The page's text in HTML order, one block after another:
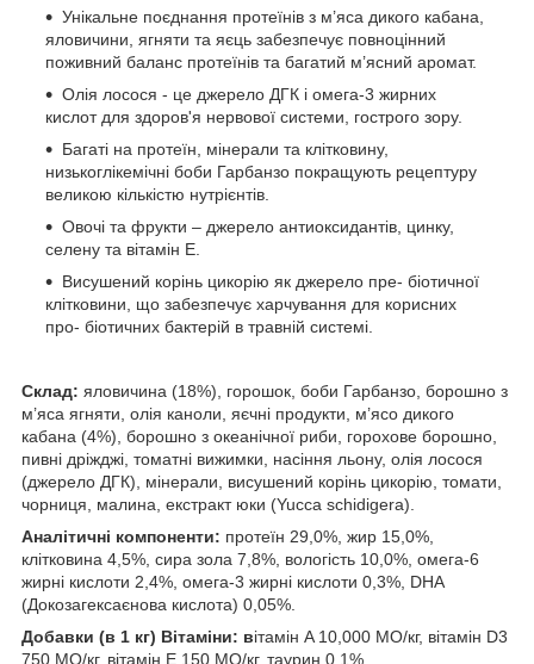
Унікальне поєднання протеїнів з м’яса дикого кабана,
яловичини, ягняти та яєць забезпечує повноцінний
поживний баланс протеїнів та багатий м’ясний аромат.
Олія лосося - це джерело ДГК і омега-3 жирних
кислот для здоров'я нервової системи, гострого зору.
Багаті на протеїн, мінерали та клітковину,
низькоглікемічні боби Гарбанзо покращують рецептуру
великою кількістю нутрієнтів.
Овочі та фрукти – джерело антиоксидантів, цинку,
селену та вітамін E.
Висушений корінь цикорію як джерело пре- біотичної
клітковини, що забезпечує харчування для корисних
про- біотичних бактерій в травній системі.
Склад: яловичина (18%), горошок, боби Гарбанзо, борошно з
м’яса ягняти, олія каноли, яєчні продукти, м’ясо дикого
кабана (4%), борошно з океанічної риби, горохове борошно,
пивні дріжджі, томатні вижимки, насіння льону, олія лосося
(джерело ДГК), мінерали, висушений корінь цикорію, томати,
чорниця, малина, екстракт юки (Yucca schidigera).
Аналітичні компоненти: протеїн 29,0%, жир 15,0%,
клітковина 4,5%, сира зола 7,8%, вологість 10,0%, омега-6
жирні кислоти 2,4%, омега-3 жирні кислоти 0,3%, DHA
(Докозагексаєнова кислота) 0,05%.
Добавки (в 1 кг) Вітаміни: вітамін A 10,000 МО/кг, вітамін D3
750 МО/кг, вітамін E 150 МО/кг, таурин 0,1%.